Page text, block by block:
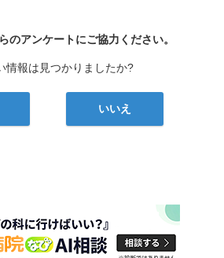
なび
のアンケートにご協力ください。
情報は見つかりましたか?
いいえ